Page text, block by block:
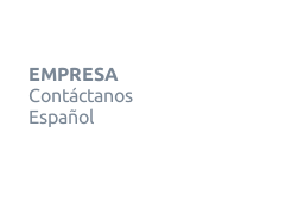
EMPRESA
Contáctanos
Español